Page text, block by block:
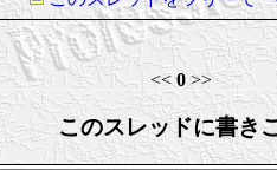
<<0>>
このスレッドに書き